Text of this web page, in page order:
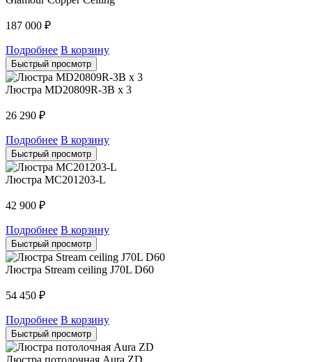
187 000 ₽
Подробнее В корзину
Быстрый просмотр
Люстра MD20809R-3B x 3
26 290 ₽
Подробнее В корзину
Быстрый просмотр
Люстра MC201203-L
42 900 ₽
Подробнее В корзину
Быстрый просмотр
Люстра Stream ceiling J70L D60
54 450 ₽
Подробнее В корзину
Быстрый просмотр
Люстра потолочная Aura ZD